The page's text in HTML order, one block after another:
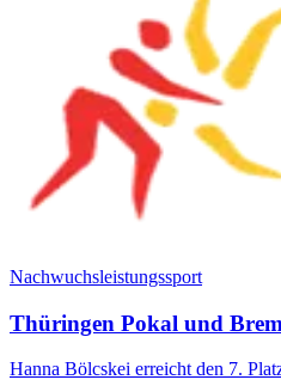
Nachwuchsleistungssport
Thüringen Pokal und
Hanna Bölcskei erreicht den 7.